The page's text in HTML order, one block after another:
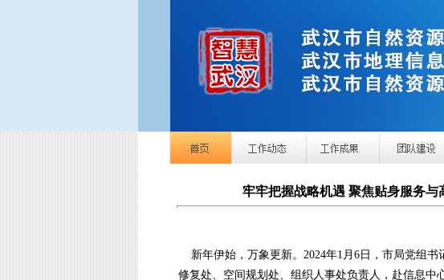
牢牢把握战略机遇 聚焦贴身服务
新年伊始，万象更新。2024年1月6日，市局党组
修复处、空间规划处、组织人事处负责人，赴信息中